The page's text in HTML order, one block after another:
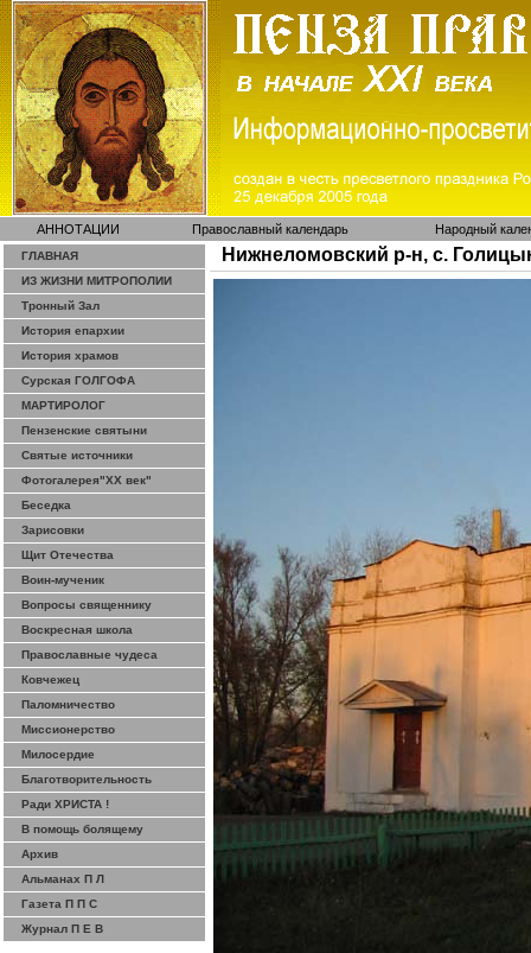
АННОТАЦИИ Православный календарь Народный
ГЛАВНАЯ
ИЗ ЖИЗНИ МИТРОПОЛИИ
Тронный Зал
История епархии
История храмов
Сурская ГОЛГОФА
МАРТИРОЛОГ
Пензенские святыни
Святые источники
Фотогалерея"ХХ век"
Беседка
Зарисовки
Щит Отечества
Воин-мученик
Вопросы священнику
Воскресная школа
Православные чудеса
Ковчежец
Паломничество
Миссионерство
Милосердие
Благотворительность
Ради ХРИСТА !
В помощь болящему
Архив
Альманах П Л
Газета П П С
Журнал П Е В
Нижнеломовский р-н, с.